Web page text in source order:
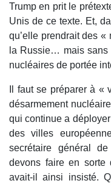
Trump en prit le
Unis de ce texte. Et,
qu’elle prendrait des «
la Russie… mais sans
nucléaires de portée
Il faut se préparer à
désarmement
qui continue a
des villes
secrétaire général
devons faire en sorte
avait-il ainsi insisté.